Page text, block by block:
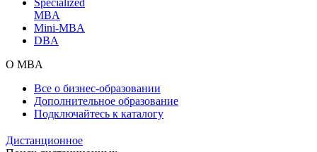
MBA
Mini-MBA
DBA
О MBA
Все о бизнес-образовании
Дополнительное образование
Подключайтесь к каталогу
Дистанционное